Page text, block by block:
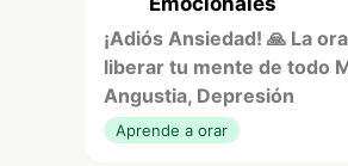
¡Adiós Ansiedad! 🙏 La
liberar tu mente de todo
Angustia, Depresión
Aprende a orar